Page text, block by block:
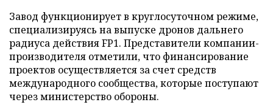
Завод функционирует в круглосуточном режиме,
специализируясь на выпуске дронов дальнего
радиуса действия FP1. Представители компании-
производителя отметили, что финансирование
проектов осуществляется за счет средств
международного сообщества, которые поступают
через министерство обороны.